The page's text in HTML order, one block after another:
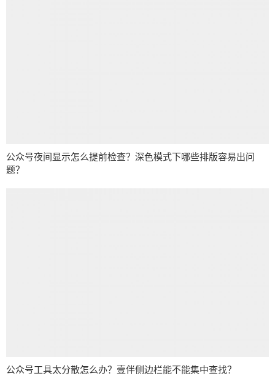
公众号夜间显示怎么提前检查？深色模式下哪些排版容易出问
题？
公众号工具太分散怎么办？壹伴侧边栏能不能集中查找？